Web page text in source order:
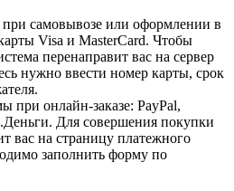
при самовывозе или оформлении в
Visa и MasterCard. Чтобы
перенаправит вас на сервер
нужно ввести номер карты, срок
при онлайн-заказе: PayPal,
Для совершения покупки
вас на страницу платежного
заполнить форму по